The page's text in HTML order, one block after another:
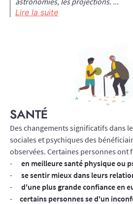
Lire la suite
SANTÉ
Des changements significatifs dans
sociales et psychiques des
observées. Certaines personnes ont
en meilleure santé physique ou
se sentir mieux dans leurs
d'une plus grande confiance en
certains personnes se d'un